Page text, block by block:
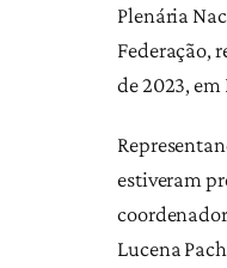
Plenária
Federação,
de 2023, em
estiveram
Lucena